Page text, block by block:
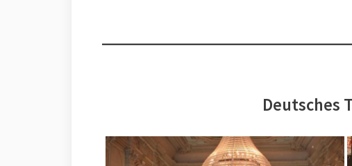
Deutsches